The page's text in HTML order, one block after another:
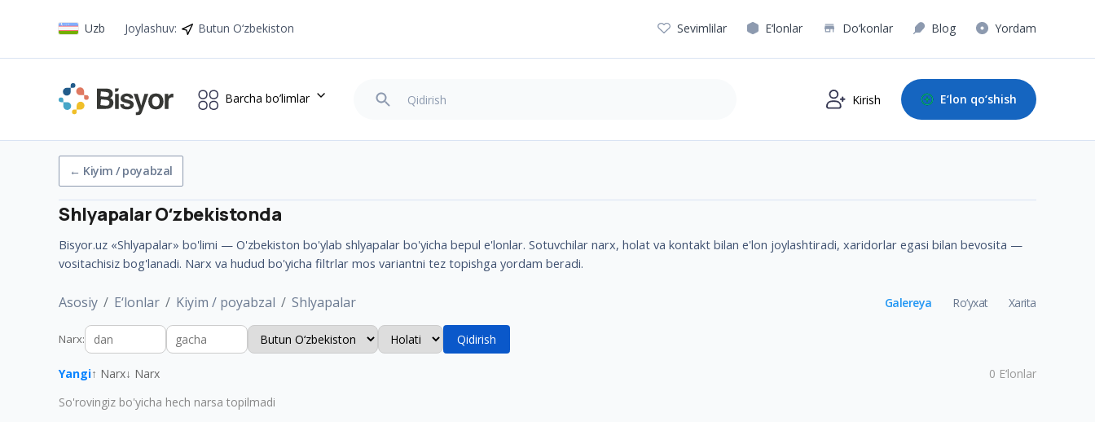
Uzb Joylashuv: Butun O‘zbekiston Sevimlilar E‘lonlar Do‘konlar Blog Yordam
Barcha bo’limlar Kirish E‘lon qo‘shish
← Kiyim / poyabzal
ShlyapalarOʻzbekistonda
Bisyor.uz «Shlyapalar» bo'limi — O'zbekiston bo'ylab shlyapalar bo'yicha bepul e'lonlar. Sotuvchilar narx, holat va kontakt bilan e'lon joylashtiradi, xaridorlar egasi bilan bevosita —
vositachisiz bog'lanadi. Narx va hudud bo'yicha filtrlar mos variantni tez topishga yordam beradi.
Asosiy E‘lonlar Kiyim / poyabzal Shlyapalar Galereya Ro‘yxat Xarita
Narx: Qidirish
Yangi↑ Narx↓ Narx 0 E‘lonlar
So'rovingiz bo'yicha hech narsa topilmadi